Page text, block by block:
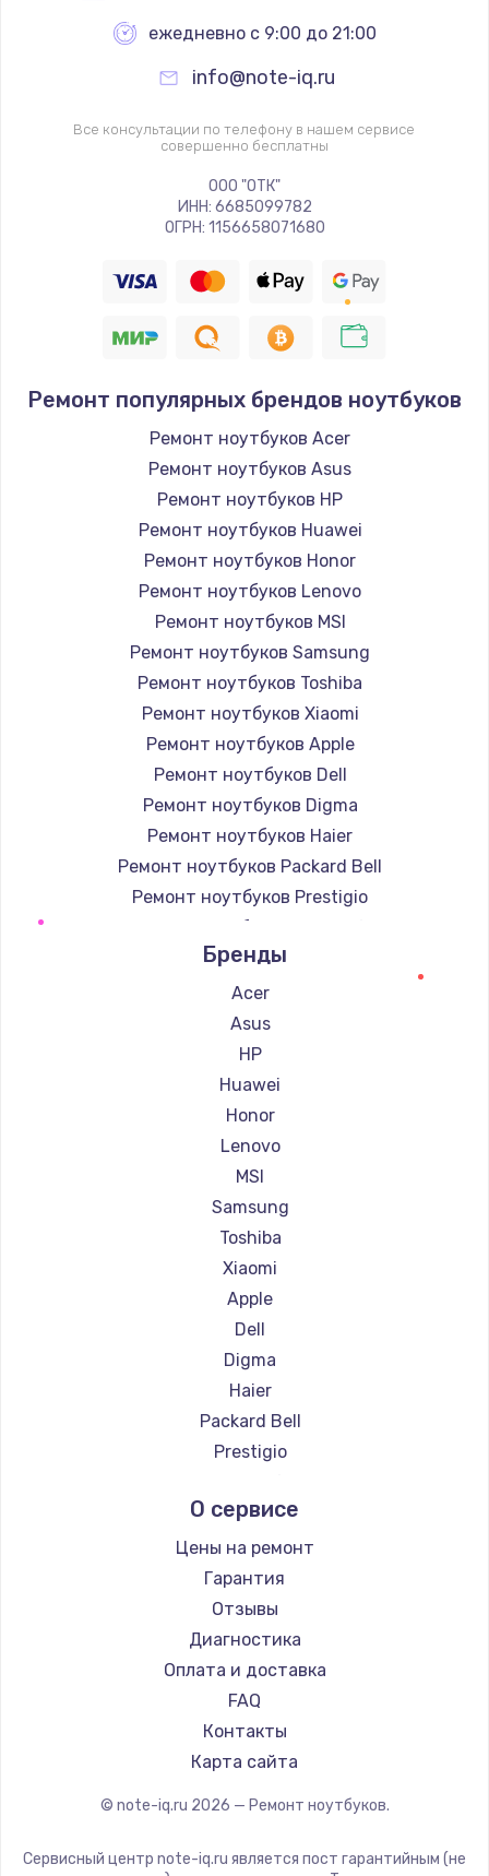
ежедневно с 9:00 до 21:00
info@note-iq.ru
Все консультации по телефону в нашем сервисе
совершенно бесплатны
ООО "ОТК"
ИНН: 6685099782
ОГРН: 1156658071680
Ремонт популярных брендов ноутбуков
Ремонт ноутбуков Acer
Ремонт ноутбуков Asus
Ремонт ноутбуков HP
Ремонт ноутбуков Huawei
Ремонт ноутбуков Honor
Ремонт ноутбуков Lenovo
Ремонт ноутбуков MSI
Ремонт ноутбуков Samsung
Ремонт ноутбуков Toshiba
Ремонт ноутбуков Xiaomi
Ремонт ноутбуков Apple
Ремонт ноутбуков Dell
Ремонт ноутбуков Digma
Ремонт ноутбуков Haier
Ремонт ноутбуков Packard Bell
Ремонт ноутбуков Prestigio
Ремонт ноутбуков Microsoft
Ремонт ноутбуков Alienware
Ремонт ноутбуков Aquarius
Ремонт ноутбуков Gigabyte
Ремонт ноутбуков Aorus
Ремонт ноутбуков Maibenben
Ремонт ноутбуков Getac
Ремонт ноутбуков Epson
Ремонт ноутбуков Philips
Ремонт ноутбуков LG
Ремонт ноутбуков Panasonic
Ремонт ноутбуков Irbis
Ремонт ноутбуков Thunderobot
Ремонт ноутбуков Hasee
Ремонт ноутбуков ZTE
Ремонт ноутбуков Hiper
Ремонт ноутбуков Evga
Ремонт ноутбуков Google
Ремонт ноутбуков Ardor
Ремонт ноутбуков Predator
Ремонт ноутбуков iru
Ремонт ноутбуков Machenike
Ремонт ноутбуков DEXP
Ремонт ноутбуков Teclast
Ремонт ноутбуков CHUWI
Ремонт ноутбуков Colorful
Бренды
Acer
Asus
HP
Huawei
Honor
Lenovo
MSI
Samsung
Toshiba
Xiaomi
Apple
Dell
Digma
Haier
Packard Bell
Prestigio
Alienware
Aquarius
Gigabyte
Aorus
Maibenben
Getac
Epson
Philips
LG
Thunderobot
О сервисе
Цены на ремонт
Гарантия
Отзывы
Диагностика
Оплата и доставка
FAQ
Контакты
Карта сайта
© note-iq.ru 2026 — Ремонт ноутбуков.
Сервисный центр note-iq.ru является пост гарантийным (не